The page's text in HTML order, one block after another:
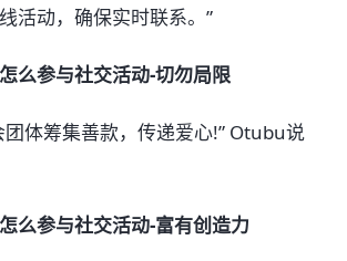
活动，确保实时联系。”
么参与社交活动-切勿局限
体筹集善款，传递爱心!” Otubu说
么参与社交活动-富有创造力